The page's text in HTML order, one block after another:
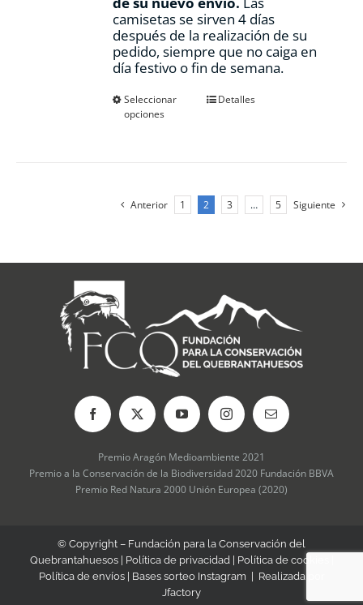
camisetas se sirven 4 días
después de la realización de su
pedido, siempre que no caiga en
día festivo o fin de semana.
Seleccionar
opciones
Este
opciones
se
en
página
de
producto
Detalles
Anterior 1 2 3 … 5 Siguiente
Premio Aragón Medioambiente 2021
Premio a la Conservación de la Biodiversidad 2020 Fundación BBVA
Premio Red Natura 2000 Unión Europea (2020)
© Copyright – Fundación para la Conservación del
Quebrantahuesos | Política de privacidad Política de cookies
Política de envíos| Bases sorteo Instagram | Realizada por
Jfactory